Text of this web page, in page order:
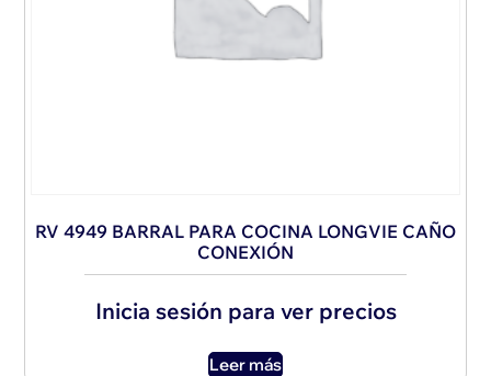
RV 4949 BARRAL PARA COCINA LONGVIE CAÑO
CONEXIÓN
Inicia sesión para ver precios
Leer más